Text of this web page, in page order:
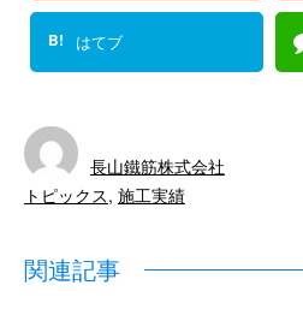
B! はてブ
長山鐵筋株式会社
トピックス, 施工実績
関連記事